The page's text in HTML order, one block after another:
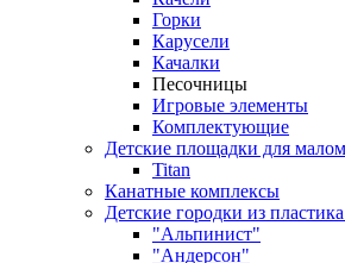
Горки
Карусели
Качалки
Песочницы
Игровые элементы
Комплектующие
Детские площадки для
Titan
Канатные комплексы
Детские городки из пластика
"Альпинист"
"Андерсон"